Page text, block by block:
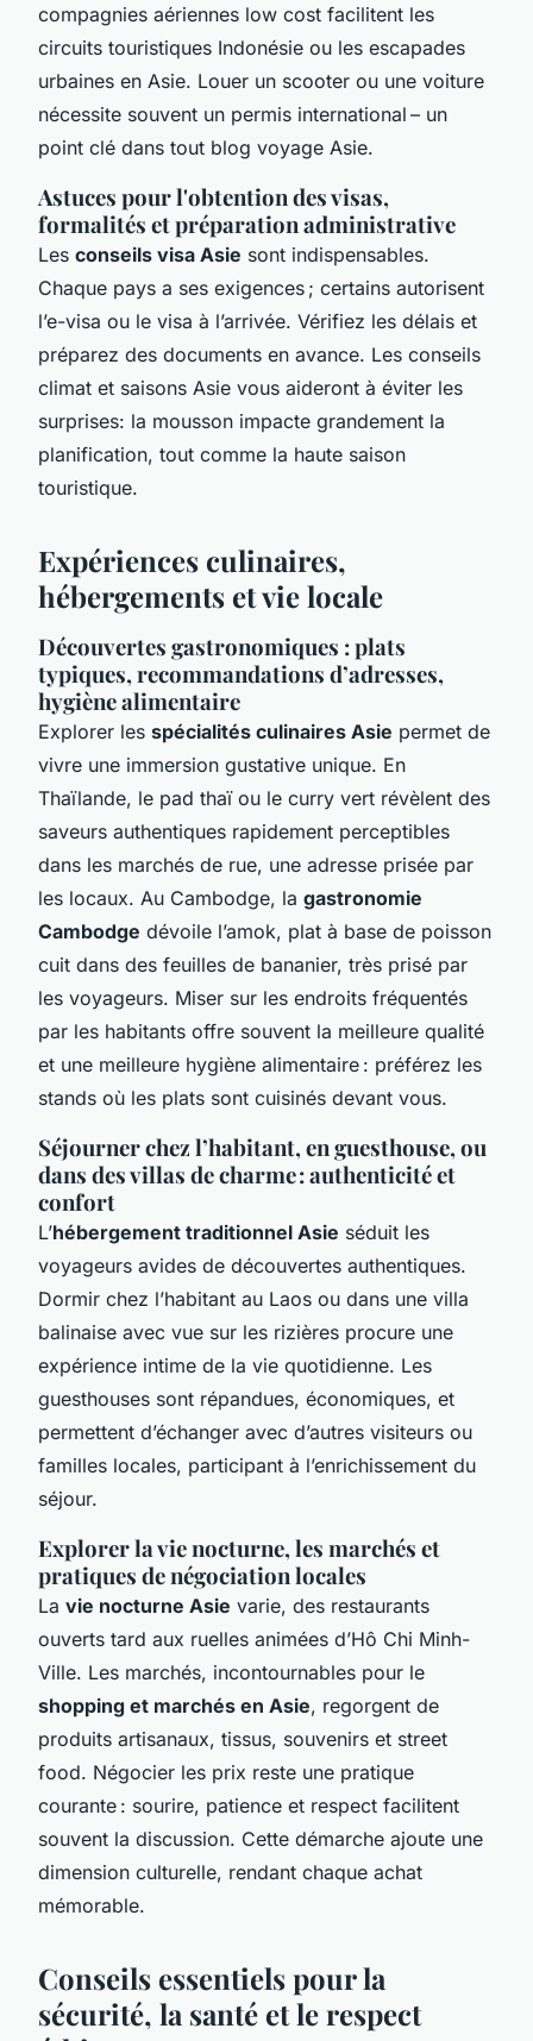
compagnies aériennes low cost facilitent les
circuits touristiques Indonésie ou les escapades
urbaines en Asie. Louer un scooter ou une voiture
nécessite souvent un permis international – un
point clé dans tout blog voyage Asie.
Astuces pour l'obtention des visas,
formalités et préparation administrative
Les conseils visa Asie sont indispensables.
Chaque pays a ses exigences ; certains autorisent
l’e-visa ou le visa à l’arrivée. Vérifiez les délais et
préparez des documents en avance. Les conseils
climat et saisons Asie vous aideront à éviter les
surprises: la mousson impacte grandement la
planification, tout comme la haute saison
touristique.
Expériences culinaires,
hébergements et vie locale
Découvertes gastronomiques : plats
typiques, recommandations d’adresses,
hygiène alimentaire
Explorer les spécialités culinaires Asie permet de
vivre une immersion gustative unique. En
Thaïlande, le pad thaï ou le curry vert révèlent des
saveurs authentiques rapidement perceptibles
dans les marchés de rue, une adresse prisée par
les locaux. Au Cambodge, la gastronomie
Cambodge dévoile l’amok, plat à base de poisson
cuit dans des feuilles de bananier, très prisé par
les voyageurs. Miser sur les endroits fréquentés
par les habitants offre souvent la meilleure qualité
et une meilleure hygiène alimentaire : préférez les
stands où les plats sont cuisinés devant vous.
Séjourner chez l’habitant, en guesthouse, ou
dans des villas de charme : authenticité et
confort
L’hébergement traditionnel Asie séduit les
voyageurs avides de découvertes authentiques.
Dormir chez l’habitant au Laos ou dans une villa
balinaise avec vue sur les rizières procure une
expérience intime de la vie quotidienne. Les
guesthouses sont répandues, économiques, et
permettent d’échanger avec d’autres visiteurs ou
familles locales, participant à l’enrichissement du
séjour.
Explorer la vie nocturne, les marchés et
pratiques de négociation locales
La vie nocturne Asie varie, des restaurants
ouverts tard aux ruelles animées d’Hô Chi Minh-
Ville. Les marchés, incontournables pour le
shopping et marchés en Asie, regorgent de
produits artisanaux, tissus, souvenirs et street
food. Négocier les prix reste une pratique
courante : sourire, patience et respect facilitent
souvent la discussion. Cette démarche ajoute une
dimension culturelle, rendant chaque achat
mémorable.
Conseils essentiels pour la
sécurité, la santé et le respect